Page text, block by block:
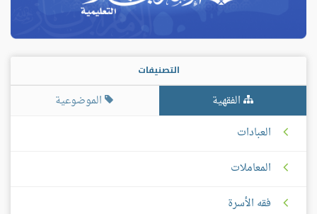
التصنيفات
الفقهية
الموضوعية
العبادات
المعاملات
فقه الأسرة